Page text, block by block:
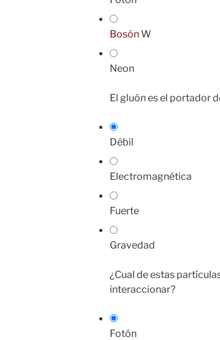
BosónW
Neon
El gluón es el portador
Débil
Electromagnética
Fuerte
Gravedad
¿Cual de estas
interaccionar?
Fotón